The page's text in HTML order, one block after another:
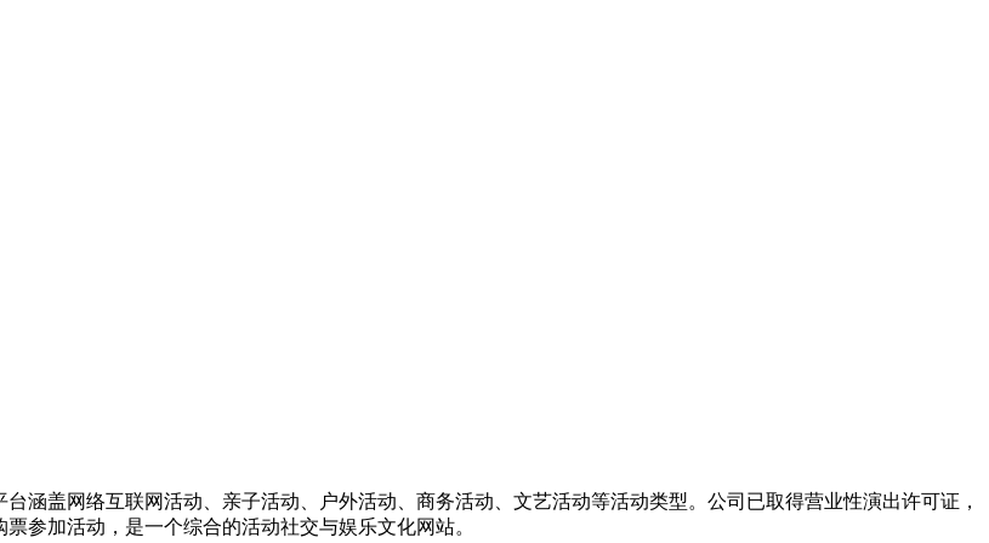
涵盖网络互联网活动、亲子活动、户外活动、商务活动、文艺活动等活动类型。公司已取得营业性演出许可证，
参加活动，是一个综合的活动社交与娱乐文化网站。